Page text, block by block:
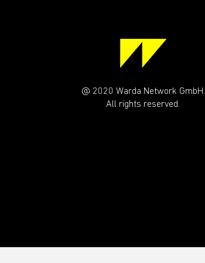
@ 2020 Warda Network GmbH.
All rights reserved.